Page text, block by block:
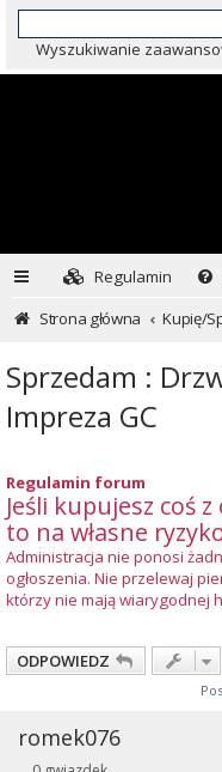
Wyszukiwanie
Regulamin
Strona główna
Sprzedam :
Impreza GC
Regulamin forum
Jeśli kupujesz coś
to na własne
Administracja nie ponosi
ogłoszenia. Nie przelewaj
którzy nie mają wiarygodnej
ODPOWIEDZ
romek076